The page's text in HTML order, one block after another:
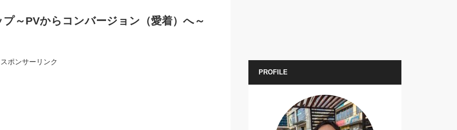
～PVからコンバージョン（愛着）へ～
スポンサーリンク
PROFILE